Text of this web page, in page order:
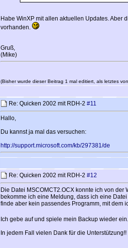
Habe WinXP mit allen aktuellen Updates. Aber
vorhanden.
Gruß,
(Mike)
(Bisher wurde dieser Beitrag 1 mal editiert, als letztes
Re: Quicken 2002 mit RDH-2 #11
Hallo,
Du kannst ja mal das versuchen:
http://support.microsoft.com/kb/297381/de
Re: Quicken 2002 mit RDH-2 #12
Die Datei MSCOMCT2.OCX konnte ich von
bekomme ich eine Meldung, dass ich eine
finde aber kein passendes Programm, mit dem
Ich gebe auf und spiele mein Backup wieder
In jedem Fall vielen Dank für die Unterstützung!!